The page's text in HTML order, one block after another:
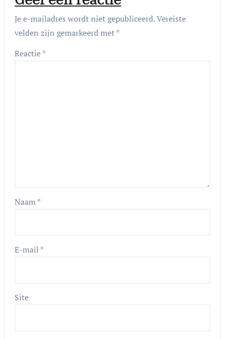
Je e-mailadres wordt niet gepubliceerd.Vereiste
velden zijn gemarkeerd met*
Reactie*
Naam*
E-mail *
Site